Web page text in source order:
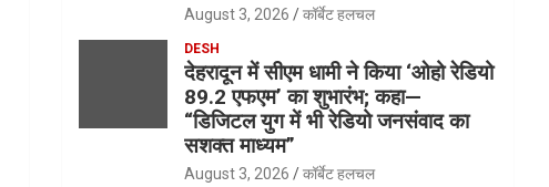
August 3, 2026 कॉर्बेट हलचल
DESH
देहरादून में सीएम धामी ने किया ‘ओहो रेडियो
89.2 एफएम’ का शुभारंभ; कहा—
“डिजिटल युग में भी रेडियो जनसंवाद का
सशक्त माध्यम”
August 3, 2026 कॉर्बेट हलचल